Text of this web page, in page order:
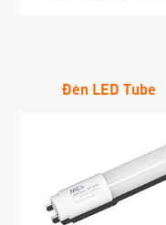
Đèn LED Tube